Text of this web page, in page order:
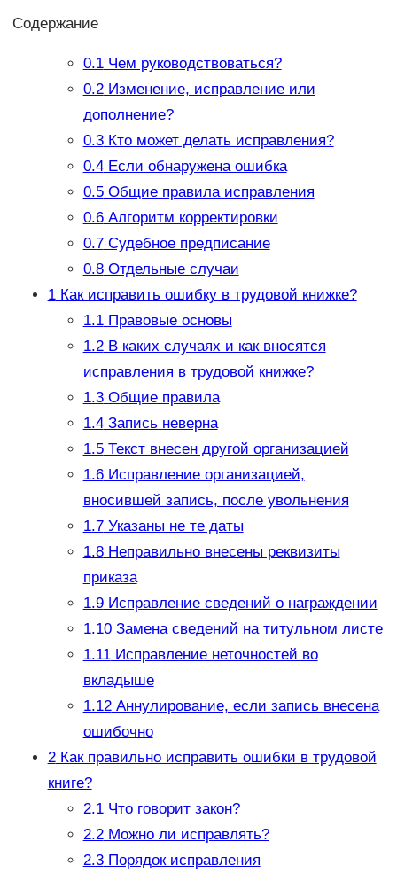
Содержание
0.1Чем руководствоваться?
0.2Изменение, исправление или
дополнение?
0.3Кто может делать исправления?
0.4Если обнаружена ошибка
0.5Общие правила исправления
0.6Алгоритм корректировки
0.7Судебное предписание
0.8Отдельные случаи
1Как исправить ошибку в трудовой книжке?
1.1Правовые основы
1.2В каких случаях и как вносятся
исправления в трудовой книжке?
1.3Общие правила
1.4Запись неверна
1.5Текст внесен другой организацией
1.6Исправление организацией,
вносившей запись, после увольнения
1.7Указаны не те даты
1.8Неправильно внесены реквизиты
приказа
1.9Исправление сведений о награждении
1.10Замена сведений на титульном листе
1.11Исправление неточностей во
вкладыше
1.12Аннулирование, если запись внесена
ошибочно
2Как правильно исправить ошибки в трудовой
книге?
2.1Что говорит закон?
2.2Можно ли исправлять?
2.3Порядок исправления